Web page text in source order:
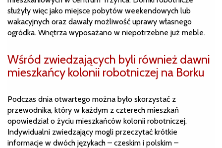
służyły więc jako miejsce pobytów weekendowych lub
wakacyjnych oraz dawały możliwość uprawy własnego
ogródka. Wnętrza wyposażano w niepotrzebne już meble.
Wśród zwiedzających byli również dawni
mieszkańcy kolonii robotniczej na Borku
Podczas dnia otwartego można było skorzystać z
przewodnika, który w każdym z czterech mieszkań
opowiedział o życiu mieszkańców kolonii robotniczej.
Indywidualni zwiedzający mogli przeczytać krótkie
informacje w dwóch językach – czeskim i polskim –